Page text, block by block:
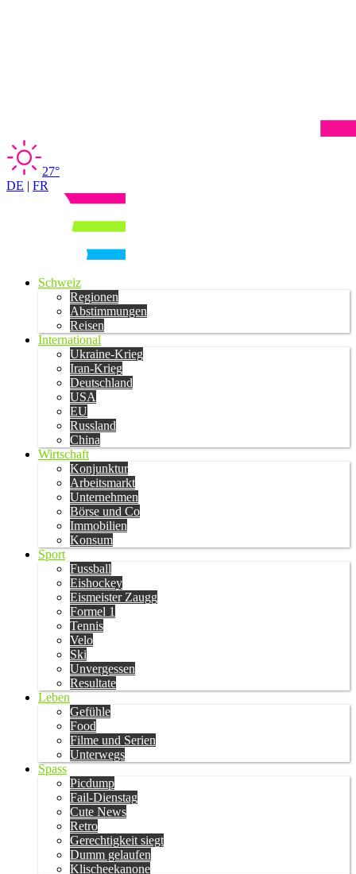
27°
DE | FR
Schweiz
Regionen
Abstimmungen
Reisen
International
Ukraine-Krieg
Iran-Krieg
Deutschland
USA
EU
Russland
China
Wirtschaft
Konjunktur
Arbeitsmarkt
Unternehmen
Börse und Co
Immobilien
Konsum
Sport
Fussball
Eishockey
Eismeister Zaugg
Formel 1
Tennis
Velo
Ski
Unvergessen
Resultate
Leben
Gefühle
Food
Filme und Serien
Unterwegs
Spass
Picdump
Fail-Dienstag
Cute News
Retro
Gerechtigkeit siegt
Dumm gelaufen
Klischeekanone